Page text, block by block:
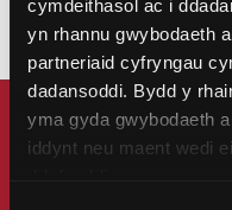
cymdeithasol ac i
yn rhannu gwybodaeth
partneriaid cyfryngau
dadansoddi. Bydd y
yma gyda gwybodaeth
iddynt neu maent wedi
Rhesymeg
Unrhyw